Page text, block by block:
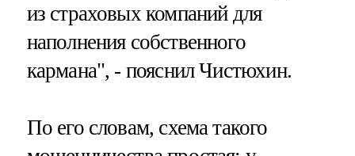
из страховых компаний для
наполнения собственного
кармана", - пояснил Чистюхин.
По его словам, схема такого